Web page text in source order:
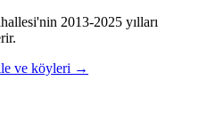
2013-2025 yılları
ve köyleri →